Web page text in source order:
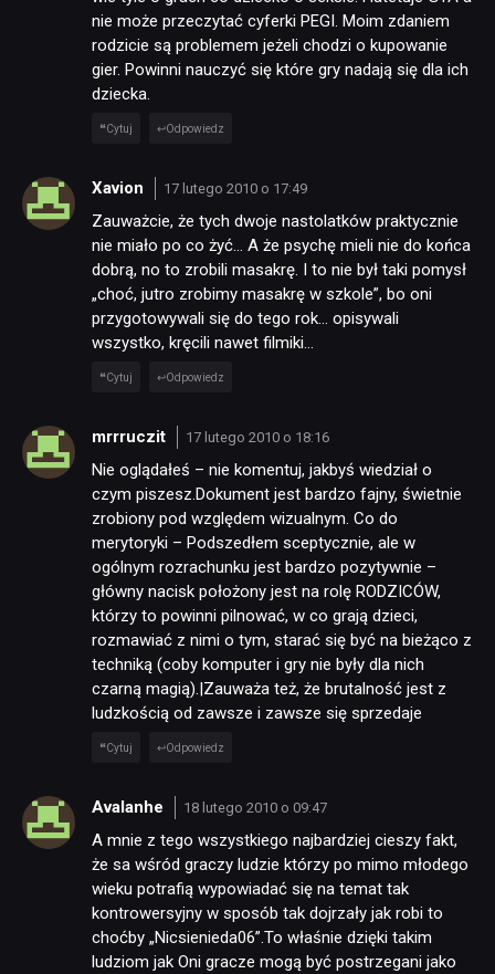
nie może przeczytać cyferki PEGI. Moim zdaniem
rodzicie są problemem jeżeli chodzi o kupowanie
gier. Powinni nauczyć się które gry nadają się dla ich
dziecka.
Cytuj Odpowiedz
Xavion 17 lutego 2010 o 17:49
Zauważcie, że tych dwoje nastolatków praktycznie
nie miało po co żyć… A że psychę mieli nie do końca
dobrą, no to zrobili masakrę. I to nie był taki pomysł
„choć, jutro zrobimy masakrę w szkole”, bo oni
przygotowywali się do tego rok… opisywali
wszystko, kręcili nawet filmiki…
Cytuj Odpowiedz
mrrruczit 17 lutego 2010 o 18:16
Nie oglądałeś – nie komentuj, jakbyś wiedział o
czym piszesz.Dokument jest bardzo fajny, świetnie
zrobiony pod względem wizualnym. Co do
merytoryki – Podszedłem sceptycznie, ale w
ogólnym rozrachunku jest bardzo pozytywnie –
główny nacisk położony jest na rolę RODZICÓW,
którzy to powinni pilnować, w co grają dzieci,
rozmawiać z nimi o tym, starać się być na bieżąco z
techniką (coby komputer i gry nie były dla nich
czarną magią).|Zauważa też, że brutalność jest z
ludzkością od zawsze i zawsze się sprzedaje
Cytuj Odpowiedz
Avalanhe 18 lutego 2010 o 09:47
A mnie z tego wszystkiego najbardziej cieszy fakt,
że sa wśród graczy ludzie którzy po mimo młodego
wieku potrafią wypowiadać się na temat tak
kontrowersyjny w sposób tak dojrzały jak robi to
choćby „Nicsienieda06”.To właśnie dzięki takim
ludziom jak Oni gracze mogą być postrzegani jako